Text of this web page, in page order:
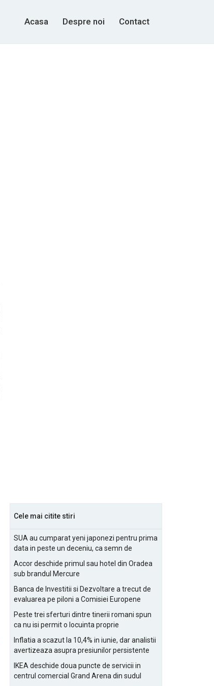
Acasa Despre noi Contact
Cele mai citite stiri
SUA au cumparat yeni japonezi pentru prima
data in peste un deceniu, ca semn de
Accor deschide primul sau hotel din Oradea
sub brandul Mercure
Banca de Investitii si Dezvoltare a trecut de
evaluarea pe piloni a Comisiei Europene
Peste trei sferturi dintre tinerii romani spun
ca nu isi permit o locuinta proprie
Inflatia a scazut la 10,4% in iunie, dar analistii
avertizeaza asupra presiunilor persistente
IKEA deschide doua puncte de servicii in
centrul comercial Grand Arena din sudul